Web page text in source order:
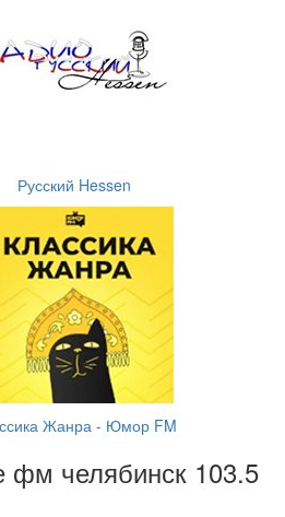
Русский Hessen
Жанра - Юмор FM
челябинск 103.5